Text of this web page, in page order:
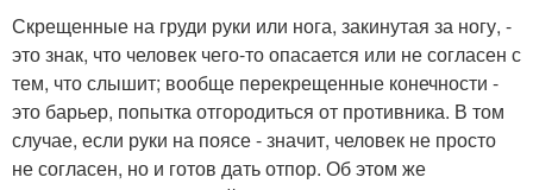
Скрещенные на груди руки или нога, закинутая за ногу, -
это знак, что человек чего-то опасается или не согласен с
тем, что слышит; вообще перекрещенные конечности -
это барьер, попытка отгородиться от противника. В том
случае, если руки на поясе - значит, человек не просто
не согласен, но и готов дать отпор. Об этом же